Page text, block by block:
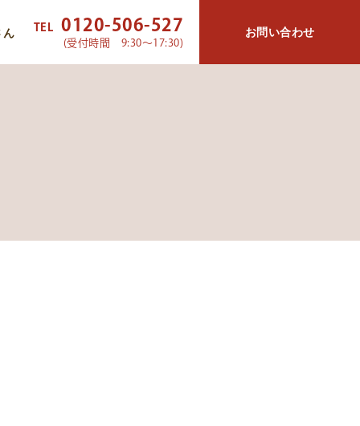
ん TEL 0120-506-527
(受付時間 9:30～17:30)
お問い合わせ